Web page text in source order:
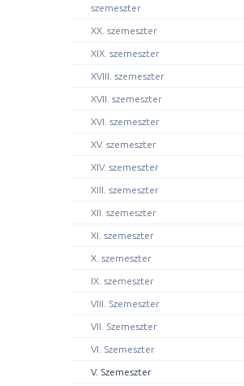
szemeszter
XX. szemeszter
XIX. szemeszter
XVIII. szemeszter
XVII. szemeszter
XVI. szemeszter
XV. szemeszter
XIV. szemeszter
XIII. szemeszter
XII. szemeszter
XI. szemeszter
X. szemeszter
IX. szemeszter
VIII. Szemeszter
VII. Szemeszter
VI. Szemeszter
V. Szemeszter